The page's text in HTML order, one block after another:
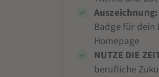
Auszeichnung:
Badge für
Homepage
NUTZE DIE
berufliche